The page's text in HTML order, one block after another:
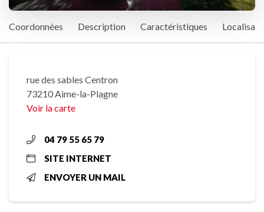
Coordonnées Description Caractéristiques
rue des sables Centron
73210 Aime-la-Plagne
Voir la carte
04 79 55 65 79
SITE INTERNET
ENVOYER UN MAIL